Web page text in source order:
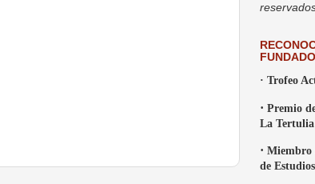
· Trofeo
· Premio
La
· Miembro
de